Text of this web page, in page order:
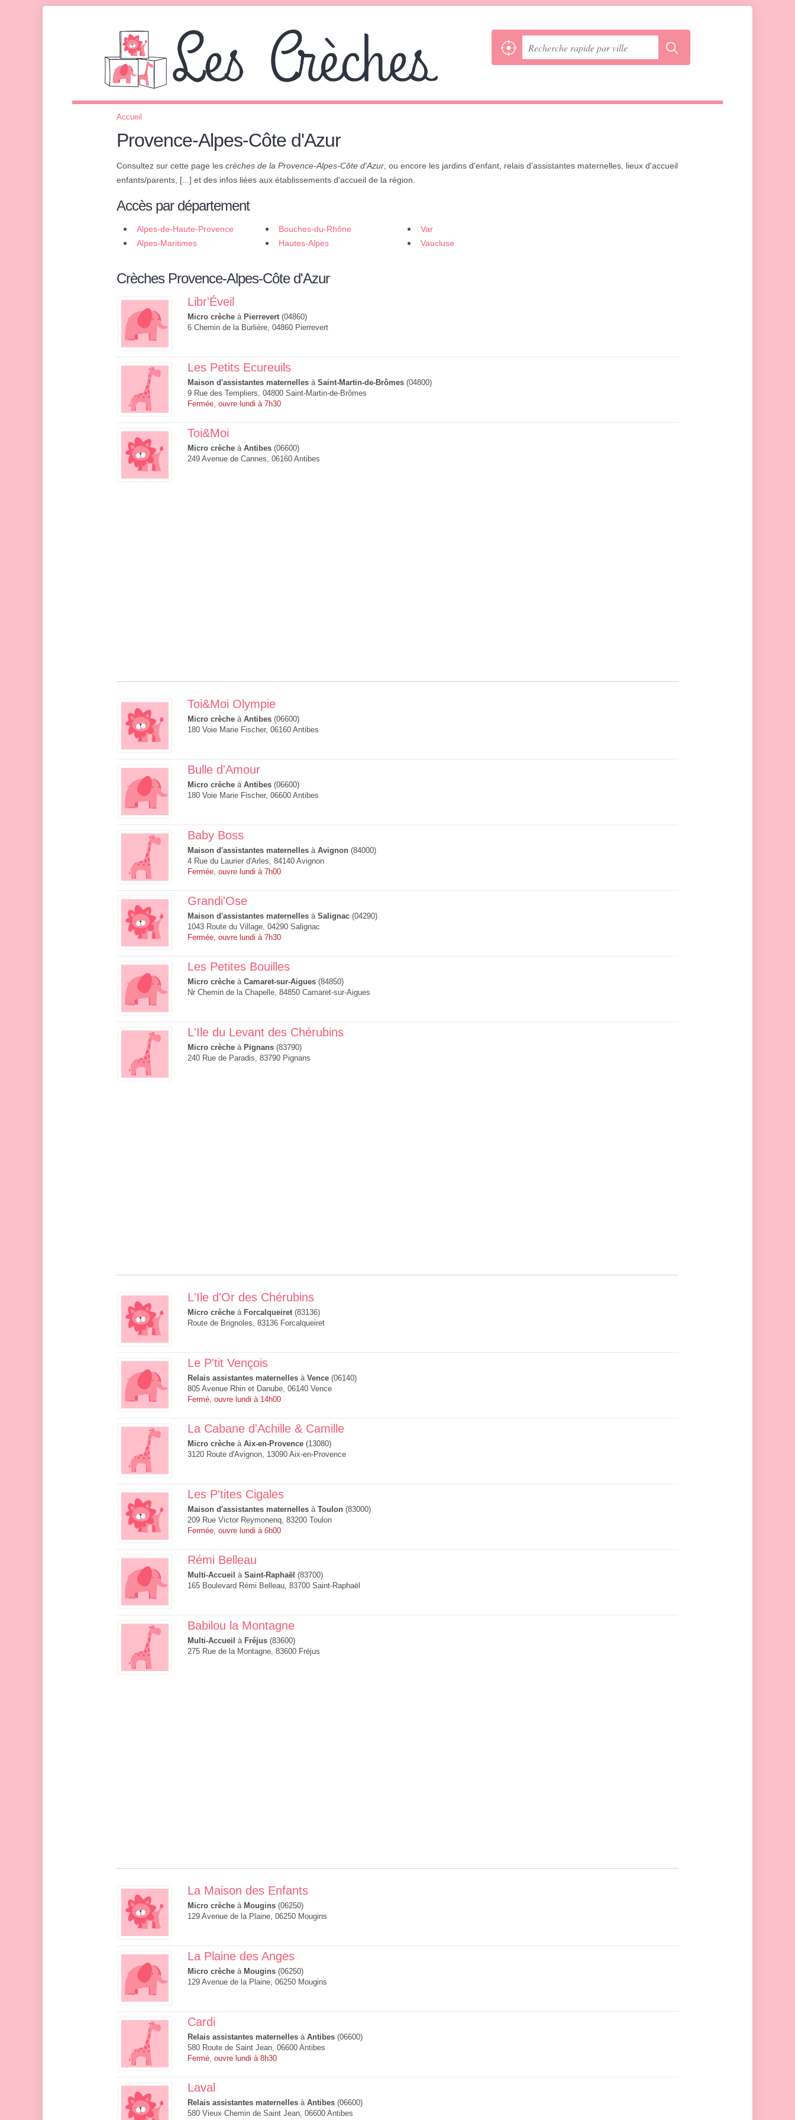
Accueil
Provence-Alpes-Côte d'Azur
Consultez sur cette page les crèches de la Provence-Alpes-Côte d'Azur , ou encore les jardins d'enfant, relais d'assistantes maternelles, lieux d'accueil
enfants/parents, [...] et des infos liées aux établissements d'accueil de la région.
Accès par département
Alpes-de-Haute-Provence
Alpes-Maritimes
Bouches-du-Rhône
Hautes-Alpes
Var
Vaucluse
Crèches Provence-Alpes-Côte d'Azur
Libr'Éveil
Micro crèche à Pierrevert(04860)
6 Chemin de la Burlière, 04860 Pierrevert
Les Petits Ecureuils
Maison d'assistantes maternelles à Saint-Martin-de-Brômes (04800)
9 Rue des Templiers, 04800 Saint-Martin-de-Brômes
Fermée, ouvre lundi à 7h30
Toi&Moi
Micro crèche à Antibes (06600)
249 Avenue de Cannes, 06160 Antibes
Toi&Moi Olympie
Micro crèche à Antibes (06600)
180 Voie Marie Fischer, 06160 Antibes
Bulle d'Amour
Micro crèche à Antibes (06600)
180 Voie Marie Fischer, 06600 Antibes
Baby Boss
Maison d'assistantes maternelles à Avignon (84000)
4 Rue du Laurier d'Arles, 84140 Avignon
Fermée, ouvre lundi à 7h00
Grandi'Ose
Maison d'assistantes maternelles à Salignac (04290)
1043 Route du Village, 04290 Salignac
Fermée, ouvre lundi à 7h30
Les Petites Bouilles
Micro crèche à Camaret-sur-Aigues (84850)
Nr Chemin de la Chapelle, 84850 Camaret-sur-Aigues
L'Ile du Levant des Chérubins
Micro crèche à Pignans (83790)
240 Rue de Paradis, 83790 Pignans
L'Ile d'Or des Chérubins
Micro crèche à Forcalqueiret(83136)
Route de Brignoles, 83136 Forcalqueiret
Le P'tit Vençois
Relais assistantes maternelles à Vence (06140)
805 Avenue Rhin et Danube, 06140 Vence
Fermé, ouvre lundi à 14h00
La Cabane d'Achille & Camille
Micro crèche à Aix-en-Provence (13080)
3120 Route d'Avignon, 13090 Aix-en-Provence
Les P'tites Cigales
Maison d'assistantes maternelles à Toulon (83000)
209 Rue Victor Reymonenq, 83200 Toulon
Fermée, ouvre lundi à 6h00
Rémi Belleau
Multi-Accueil à Saint-Raphaël (83700)
165 Boulevard Rémi Belleau, 83700 Saint-Raphaël
Babilou la Montagne
Multi-Accueil à Fréjus (83600)
275 Rue de la Montagne, 83600 Fréjus
La Maison des Enfants
Micro crèche à Mougins (06250)
129 Avenue de la Plaine, 06250 Mougins
La Plaine des Anges
Micro crèche à Mougins (06250)
129 Avenue de la Plaine, 06250 Mougins
Cardi
Relais assistantes maternelles à Antibes (06600)
580 Route de Saint Jean, 06600 Antibes
Fermé, ouvre lundi à 8h30
Laval
Relais assistantes maternelles à Antibes (06600)
580 Vieux Chemin de Saint Jean, 06600 Antibes